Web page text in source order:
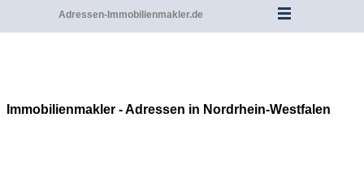
Adressen-Immobilienmakler.de
Immobilienmakler - Adressen in Nordrhein-Westfalen